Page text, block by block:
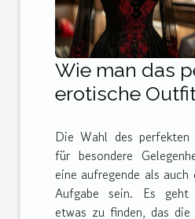
Wie man das
erotische
auswählt
Die Wahl des
für besondere
eine aufregende als auch
Aufgabe sein. Es
etwas zu finden, das